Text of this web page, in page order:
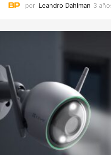
por Leandro Dahlman 3